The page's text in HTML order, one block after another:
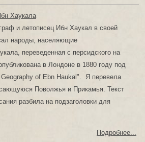
Хаукала
и летописец Ибн Хаукал в своей
народы, населяющие
переведенная с персидского на
в Лондоне в 1880 году под
of Ebn Haukal". Я перевела
Поволжья и Прикамья. Текст
разбила на подзаголовки для
Подробнее...